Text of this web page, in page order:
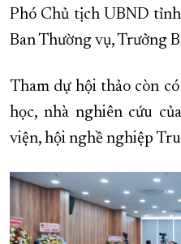
Phó Chủ tịch UBND
Ban Thường vụ, Trưởng
Tham dự hội thảo còn
học, nhà nghiên cứu
viện, hội nghề nghiệp